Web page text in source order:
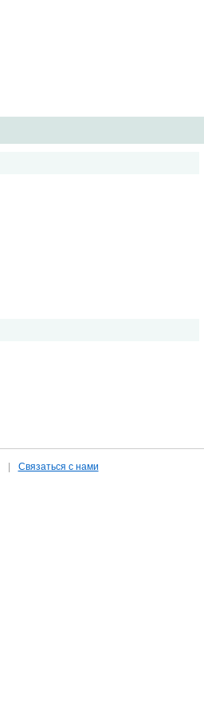
Связаться с нами